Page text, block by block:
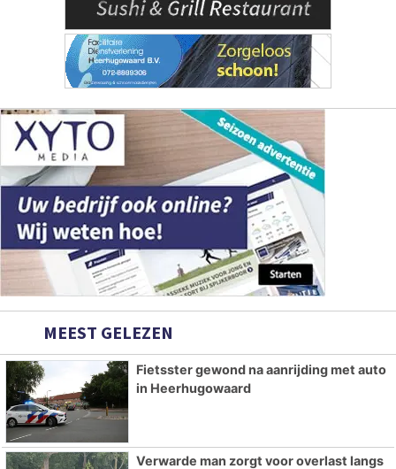
MEEST GELEZEN
Fietsster gewond na aanrijding met auto
in Heerhugowaard
Verwarde man zorgt voor overlast langs